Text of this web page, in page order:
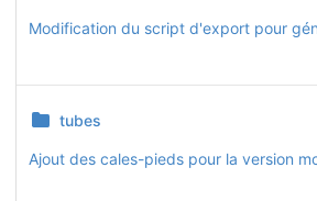
tubes
Ajout des cales-pieds pour la version